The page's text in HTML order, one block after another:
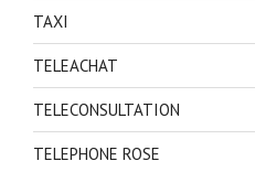
TAXI
TELEACHAT
TELECONSULTATION
TELEPHONE ROSE